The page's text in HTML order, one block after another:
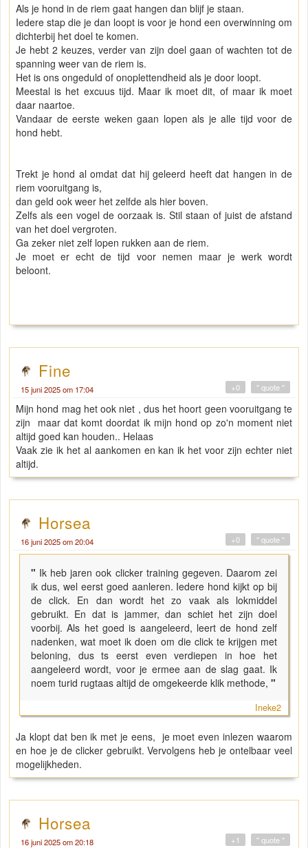
Als je hond in de riem gaat hangen dan blijf je staan.
Iedere stap die je dan loopt is voor je hond een overwinning om
dichterbij het doel te komen.
Je hebt 2 keuzes, verder van zijn doel gaan of wachten tot de
spanning weer van de riem is.
Het is ons ongeduld of onoplettendheid als je door loopt.
Meestal is het excuus tijd. Maar ik moet dit, of maar ik moet
daar naartoe.
Vandaar de eerste weken gaan lopen als je alle tijd voor de
hond hebt.
Trekt je hond al omdat dat hij geleerd heeft dat hangen in de
riem vooruitgang is,
dan geld ook weer het zelfde als hier boven.
Zelfs als een vogel de oorzaak is. Stil staan of juist de afstand
van het doel vergroten.
Ga zeker niet zelf lopen rukken aan de riem.
Je moet er echt de tijd voor nemen maar je werk wordt
beloont.
Fine
15 juni 2025 om 17:04 " quote "
+0
Mijn hond mag het ook niet , dus het hoort geen vooruitgang te
zijn maar dat komt doordat ik mijn hond op zo'n moment niet
altijd goed kan houden.. Helaas
Vaak zie ik het al aankomen en kan ik het voor zijn echter niet
altijd.
Horsea
16 juni 2025 om 20:04 " quote "
+0
" Ik heb jaren ook clicker training gegeven. Daarom zei
ik dus, wel eerst goed aanleren. Iedere hond kijkt op bij
de click. En dan wordt het zo vaak als lokmiddel
gebruikt. En dat is jammer, dan schiet het zijn doel
voorbij. Als het goed is aangeleerd, leert de hond zelf
nadenken, wat moet ik doen om die click te krijgen met
beloning, dus ts eerst even verdiepen in hoe het
aangeleerd wordt, voor je ermee aan de slag gaat. Ik
noem turid rugtaas altijd de omgekeerde klik methode, "
Ineke2
Ja klopt dat ben ik met je eens, je moet even inlezen waarom
en hoe je de clicker gebruikt. Vervolgens heb je ontelbaar veel
mogelijkheden.
Horsea
16 juni 2025 om 20:18 " quote "
+1